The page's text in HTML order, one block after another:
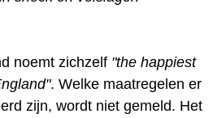
noemt zichzelf "the happiest
. Welke maatregelen er
zijn, wordt niet gemeld. Het